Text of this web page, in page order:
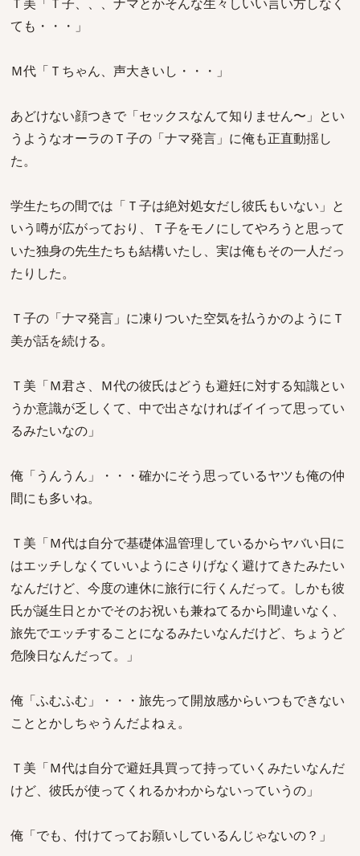
ても・・・」
Ｍ代「Ｔちゃん、声大きいし・・・」
あどけない顔つきで「セックスなんて知りません〜」とい
うようなオーラのＴ子の「ナマ発言」に俺も正直動揺し
た。
学生たちの間では「Ｔ子は絶対処女だし彼氏もいない」と
いう噂が広がっており、Ｔ子をモノにしてやろうと思って
いた独身の先生たちも結構いたし、実は俺もその一人だっ
たりした。
Ｔ子の「ナマ発言」に凍りついた空気を払うかのようにＴ
美が話を続ける。
Ｔ美「Ｍ君さ、Ｍ代の彼氏はどうも避妊に対する知識とい
うか意識が乏しくて、中で出さなければイイって思ってい
るみたいなの」
俺「うんうん」・・・確かにそう思っているヤツも俺の仲
間にも多いね。
Ｔ美「Ｍ代は自分で基礎体温管理しているからヤバい日に
はエッチしなくていいようにさりげなく避けてきたみたい
なんだけど、今度の連休に旅行に行くんだって。しかも彼
氏が誕生日とかでそのお祝いも兼ねてるから間違いなく、
旅先でエッチすることになるみたいなんだけど、ちょうど
危険日なんだって。」
俺「ふむふむ」・・・旅先って開放感からいつもできない
こととかしちゃうんだよねぇ。
Ｔ美「Ｍ代は自分で避妊具買って持っていくみたいなんだ
けど、彼氏が使ってくれるかわからないっていうの」
俺「でも、付けてってお願いしているんじゃないの？」